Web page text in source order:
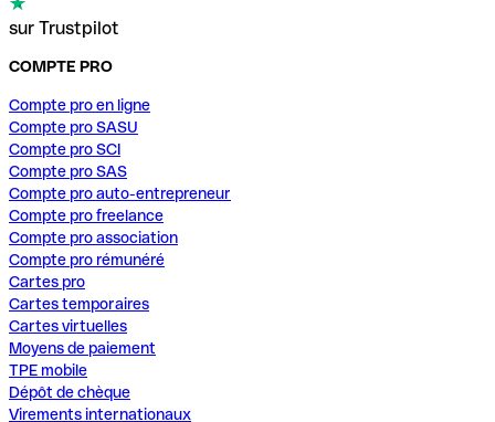
sur Trustpilot
COMPTE PRO
Compte pro en ligne
Compte pro SASU
Compte pro SCI
Compte pro SAS
Compte pro auto-entrepreneur
Compte pro freelance
Compte pro association
Compte pro rémunéré
Cartes pro
Cartes temporaires
Cartes virtuelles
Moyens de paiement
TPE mobile
Dépôt de chèque
Virements internationaux